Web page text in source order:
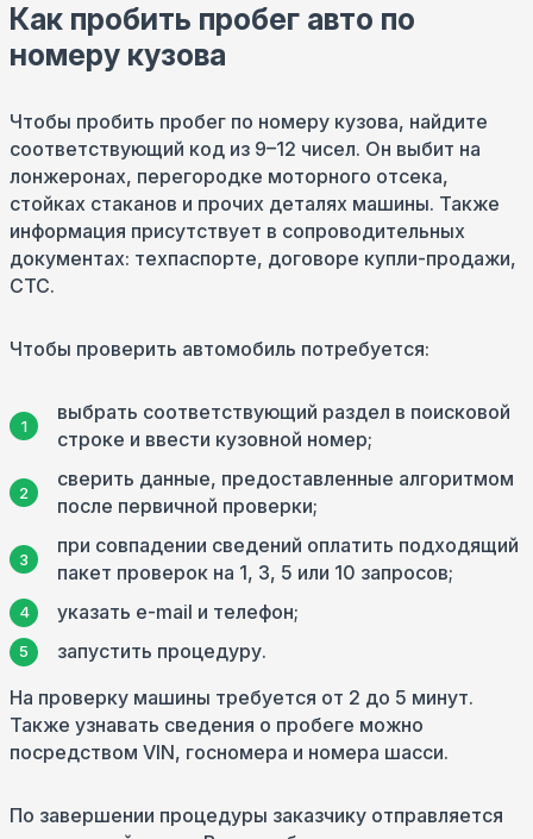
Как пробить пробег авто по
номеру кузова
Чтобы пробить пробег по номеру кузова, найдите
соответствующий код из 9–12 чисел. Он выбит на
лонжеронах, перегородке моторного отсека,
стойках стаканов и прочих деталях машины. Также
информация присутствует в сопроводительных
документах: техпаспорте, договоре купли-продажи,
СТС.
Чтобы проверить автомобиль потребуется:
выбрать соответствующий раздел в поисковой
строке и ввести кузовной номер;
сверить данные, предоставленные алгоритмом
после первичной проверки;
при совпадении сведений оплатить подходящий
пакет проверок на 1, 3, 5 или 10 запросов;
указать e-mail и телефон;
запустить процедуру.
На проверку машины требуется от 2 до 5 минут.
Также узнавать сведения о пробеге можно
посредством VIN, госномера и номера шасси.
По завершении процедуры заказчику отправляется